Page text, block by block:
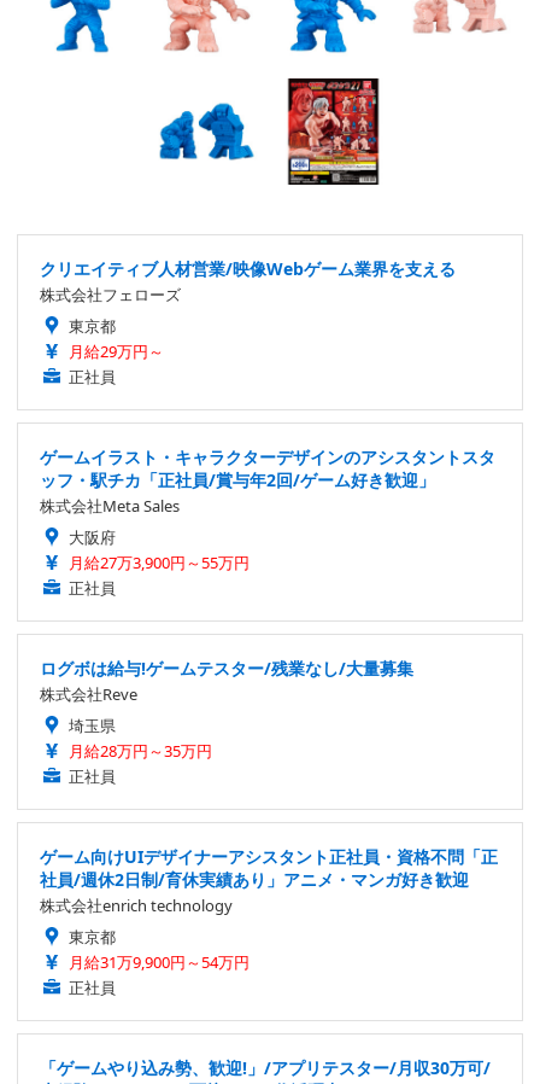
クリエイティブ人材営業/映像Webゲーム業界を支える
株式会社フェローズ
東京都
月給29万円～
正社員
ゲームイラスト・キャラクターデザインのアシスタントスタ
ッフ・駅チカ「正社員/賞与年2回/ゲーム好き歓迎」
株式会社Meta Sales
大阪府
月給27万3,900円～55万円
正社員
ログボは給与!ゲームテスター/残業なし/大量募集
株式会社Reve
埼玉県
月給28万円～35万円
正社員
ゲーム向けUIデザイナーアシスタント正社員・資格不問「正
社員/週休2日制/育休実績あり」アニメ・マンガ好き歓迎
株式会社enrich technology
東京都
月給31万9,900円～54万円
正社員
「ゲームやり込み勢、歓迎!」/アプリテスター/月収30万可/